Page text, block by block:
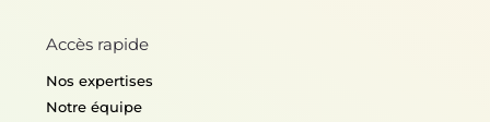
Accès rapide
Nos expertises
Notre équipe